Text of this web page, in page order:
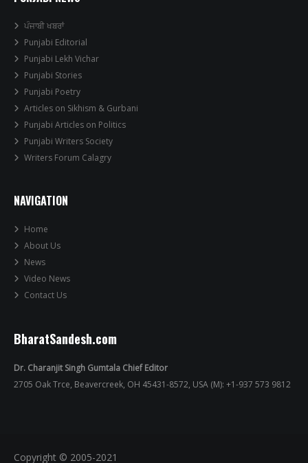
ਪੰਜਾਬੀ ਖਬਰਾਂ
Punjabi Editorial
Punjabi Lekh Vichar
Punjabi Stories
Punjabi Poetry
Articles on Sikhism & Gurbani
Punjabi Articles on Politics
Punjabi Writers Society
Writers Forum Calagry
NAVIGATION
Home
About Us
News
Video News
Contact Us
BharatSandesh.com
Dr. Charanjit Singh Gumtala Chief Editor
2705 Oak Trce, Beavercreek, OH 45431-8572, USA (M): +1-937 573 9812
Copyright © 2005-2021